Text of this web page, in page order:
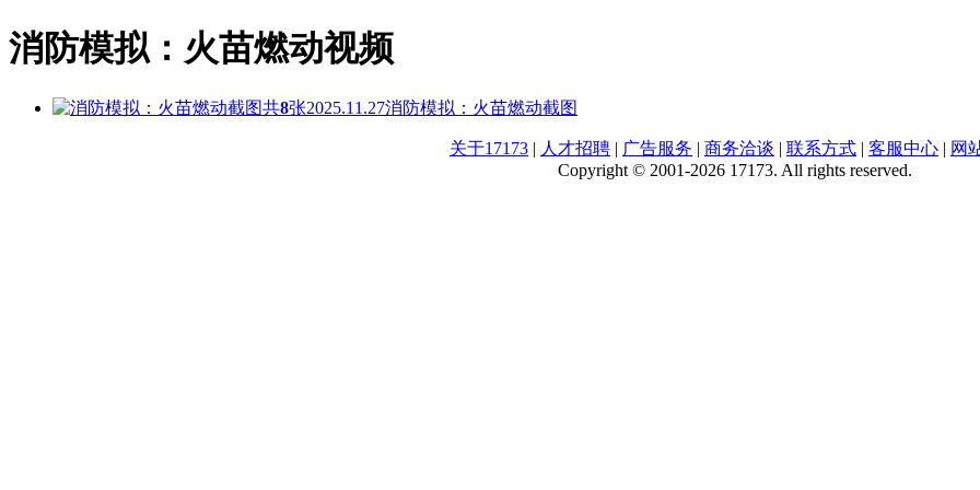
消防模拟：火苗燃动视频
共8张2025.11.27消防模拟：火苗燃动截图
关于17173 | 人才招聘 | 广告服务 | 商务洽谈 | 联系方式 | 客服中心 | 网
Copyright © 2001-2026 17173. All rights reserved.